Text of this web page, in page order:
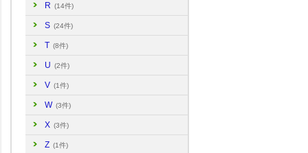
R (14件)
S (24件)
T (8件)
U (2件)
V (1件)
W (3件)
X (3件)
Z (1件)